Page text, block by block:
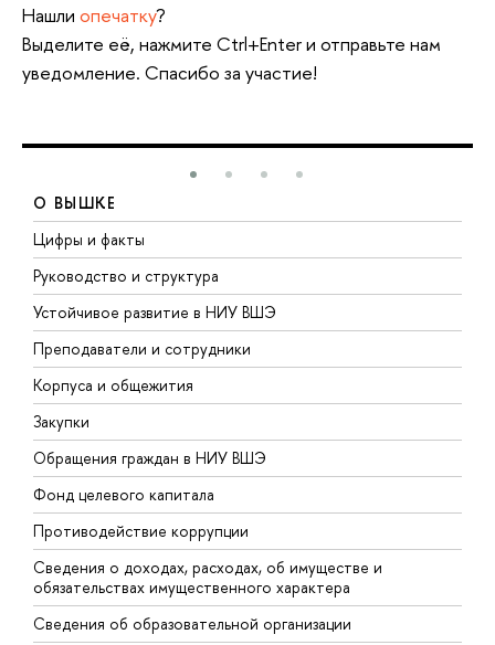
Нашли опечатку?
Выделите её, нажмите Ctrl+Enter и отправьте нам
уведомление. Спасибо за участие!
О ВЫШКЕ
Цифры и факты
Руководство и структура
Устойчивое развитие в НИУ ВШЭ
Преподаватели и сотрудники
Корпуса и общежития
Закупки
Обращения граждан в НИУ ВШЭ
Фонд целевого капитала
Противодействие коррупции
Сведения о доходах, расходах, об имуществе и
обязательствах имущественного характера
Сведения об образовательной организации